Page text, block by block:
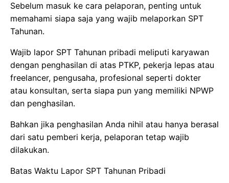
Sebelum masuk ke cara pelaporan, penting untuk
memahami siapa saja yang wajib melaporkan SPT
Tahunan.
Wajib lapor SPT Tahunan pribadi meliputi karyawan
dengan penghasilan di atas PTKP, pekerja lepas atau
freelancer, pengusaha, profesional seperti dokter
atau konsultan, serta siapa pun yang memiliki NPWP
dan penghasilan.
Bahkan jika penghasilan Anda nihil atau hanya berasal
dari satu pemberi kerja, pelaporan tetap wajib
dilakukan.
Batas Waktu Lapor SPT Tahunan Pribadi